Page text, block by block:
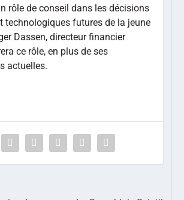
rôle de conseil dans les décisions
technologiques futures de la jeune
Dassen, directeur financier
ce rôle, en plus de ses
actuelles.